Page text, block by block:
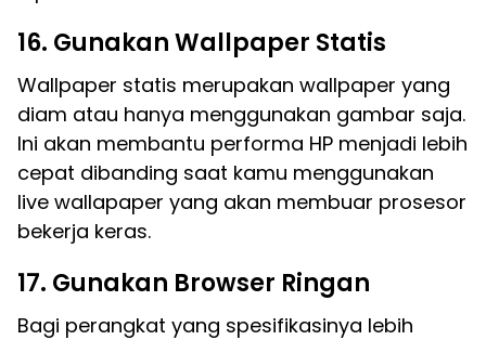
16. Gunakan Wallpaper Statis
Wallpaper statis merupakan wallpaper yang
diam atau hanya menggunakan gambar saja.
Ini akan membantu performa HP menjadi lebih
cepat dibanding saat kamu menggunakan
live wallapaper yang akan membuar prosesor
bekerja keras.
17. Gunakan Browser Ringan
Bagi perangkat yang spesifikasinya lebih